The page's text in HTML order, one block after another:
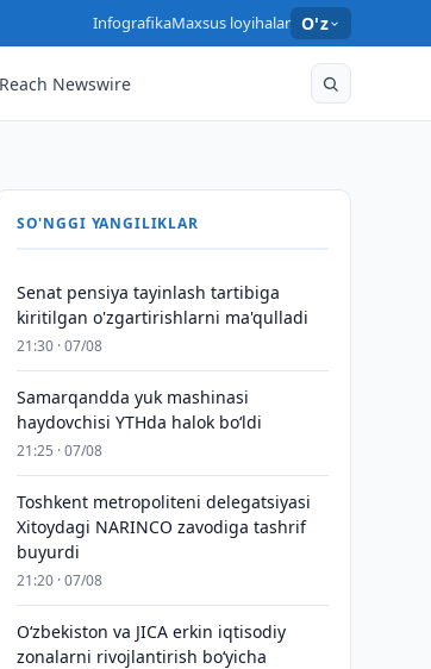
InfografikaMaxsus loyihalar O'z
Newswire
SO'NGGI YANGILIKLAR
Senat pensiya tayinlash tartibiga
kiritilgan o'zgartirishlarni ma'qulladi
21:30 · 07/08
Samarqandda yuk mashinasi
haydovchisi YTHda halok bo‘ldi
21:25 · 07/08
Toshkent metropoliteni delegatsiyasi
Xitoydagi NARINCO zavodiga tashrif
buyurdi
21:20 · 07/08
Oʻzbekiston va JICA erkin iqtisodiy
zonalarni rivojlantirish boʻyicha